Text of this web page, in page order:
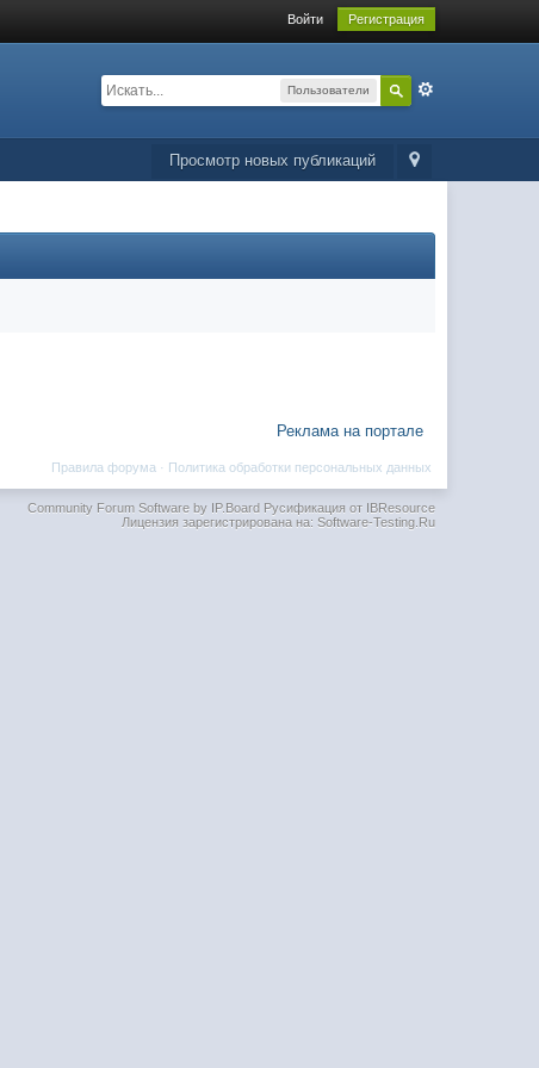
Войти Регистрация
Пользователи
Просмотр новых публикаций
Реклама на портале
Политика обработки персональных данных
Правила форума ·
Community Forum Software by IP.BoardРусификация от IBResource
Лицензия зарегистрирована на: Software-Testing.Ru